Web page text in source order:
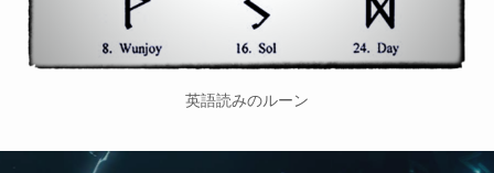
英語読みのルーン